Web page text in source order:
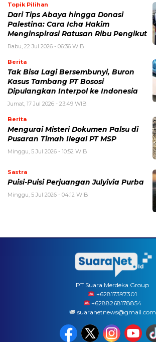
Topik Pilihan
Dari Tips Abaya hingga Donasi
Palestina: Cara Icha Hakim
Menginspirasi Ratusan Ribu Pengikut
Rabu, 22 Jul 2026 - 06:36 WIB
Berita
Tak Bisa Lagi Bersembunyi, Buron
Kasus Tambang PT Bososi
Dipulangkan Interpol ke Indonesia
Jumat, 17 Jul 2026 - 23:49 WIB
Berita
Mengurai Misteri Dokumen Palsu di
Pusaran Timah Ilegal PT MSP
Minggu, 5 Jul 2026 - 10:52 WIB
Sastra
Puisi-Puisi Perjuangan Julyivia Purba
Minggu, 5 Jul 2026 - 04:12 WIB
PT Suara Merdeka Group
‪+62817397301
+6288268178854
suaranetnews@gmail.com